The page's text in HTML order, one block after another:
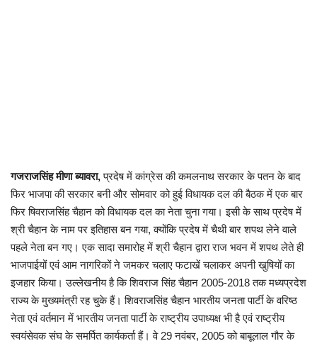
लाइफस्टाइल
कैरियर
खेल
धर्म
गजराजसिंह मीणाब्यावरा,प्रदेष में कांग्रेस की कमलनाथ सरकार के पतन के बाद
फिर भाजपा की सरकार बनी और सोमवार को हुई विधायक दल की बैठक में एक बार
फिर षिवराजसिंह चैहान को विधायक दल का नेता चुना गया। इसी के साथ प्रदेष में
श्री चैहान के नाम पर इतिहास बन गया, क्योंकि प्रदेष में चैथी बार शपथ लेने वाले
पहले नेता बन गए। एक सादा समारोह में श्री चैहान द्वारा राज भवन में शपथ लेते ही
भाजपाईयों एवं आम नागरिकों ने जमकर चलाए फटाखें चलाकर अपनी खुषियों का
इजहार किया। उल्लेखनीय है कि शिवराज सिंह चैहान 2005-2018 तक मध्यप्रदेश
राज्य के मुख्यमंत्री रह चुके हैं। शिवराजसिंह चैहान भारतीय जनता पार्टी के वरिष्ठ
नेता एवं वर्तमान में भारतीय जनता पार्टी के राष्ट्रीय उपाध्यक्ष भी है एवं राष्ट्रीय
स्वयंसेवक संघ के समर्पित कार्यकर्ता हैं। वे 29 नवंबर, 2005 को बाबूलाल गौर के